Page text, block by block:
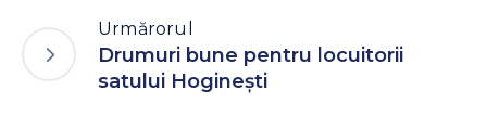
Urmărorul
Drumuri bune pentru locuitorii
satului Hoginești